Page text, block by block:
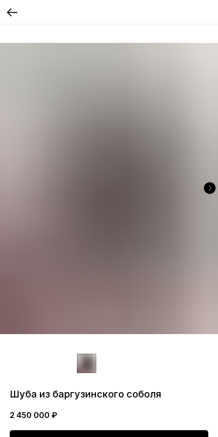
Шуба из баргузинского соболя
2 450 000 ₽